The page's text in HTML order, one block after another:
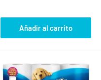
Añadir al carrito